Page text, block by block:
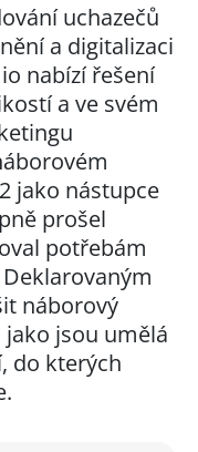
uchazečů
a digitalizaci
nabízí řešení
a ve svém
jako nástupce
prošel
potřebám
náborový
jsou umělá
do kterých